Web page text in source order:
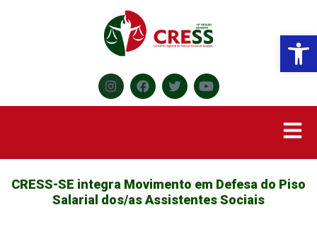
CRESS-SE integra Movimento em Defesa do Piso
Salarial dos/as Assistentes Sociais